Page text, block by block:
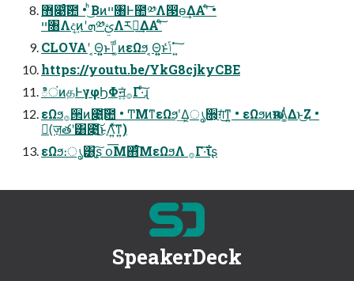
޻෉ͨ͠఺ • ͪ͜Βͷײ৘Ͱ಺༰Λ൓ө͢ΔΑ͏ʹͨ͠ •
ײ৘Λද͢ͷʹܗ༰ࢺΛར༻͢ΔΑ͏ʹͨ͠
CLOVAʹ ͔Θ͍͍ͱݴ͏ ͚ͩͷεΩϧ ͔Θ͍͍ͱݴͬͯ΄ ͍͠
https://youtu.be/YkG8cjkyCBE
ిंͷதͰγφϦΦॻ͍ͯ࡞Γ·ͨ͠ɻ
εΩϧ࡞੒ͷ೉͍͠఺ • ͲΜͳεΩϧʹ͢Δ͔ൃ૝͕ग़ͯ͜ͳ͍ • εΩϧͷԋग़Λ͚ͭΔͱ͜Ζ •
(ٕज़తʹ͸೉͍͜͠ͱΛ͍ͯ͠ͳ͍)
εΩϧ։ൃ͸ָ͍͠ʂ օ͞Μ΋ͨ͘͞ΜεΩϧΛ ࡞Γ·͠ΐ͏ʂ
SpeakerDeck